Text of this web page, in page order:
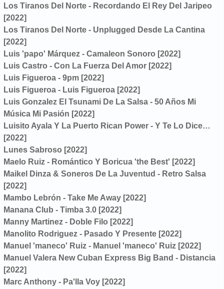
Los Tiranos Del Norte - Recordando El Rey Del Jaripeo
[2022]
Los Tiranos Del Norte - Unplugged Desde La Cantina
[2022]
Luis 'papo' Márquez - Camaleon Sonoro [2022]
Luis Castro - Con La Fuerza Del Amor [2022]
Luis Figueroa - 9pm [2022]
Luis Figueroa - Luis Figueroa [2022]
Luis Gonzalez El Tsunami De La Salsa - 50 Años Mi
Música Mi Pasión [2022]
Luisito Ayala Y La Puerto Rican Power - Y Te Lo Dice…
[2022]
Lunes Sabroso [2022]
Maelo Ruiz - Romántico Y Boricua 'the Best' [2022]
Maikel Dinza & Soneros De La Juventud - Retro Salsa
[2022]
Mambo Lebrón - Take Me Away [2022]
Manana Club - Timba 3.0 [2022]
Manny Martinez - Doble Filo [2022]
Manolito Rodriguez - Pasado Y Presente [2022]
Manuel 'maneco' Ruiz - Manuel 'maneco' Ruiz [2022]
Manuel Valera New Cuban Express Big Band - Distancia
[2022]
Marc Anthony - Pa'lla Voy [2022]